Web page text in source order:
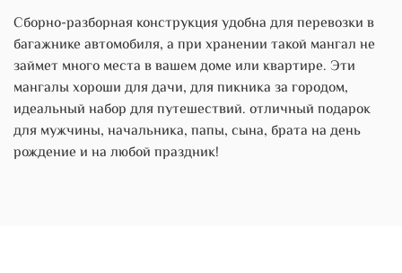
Сборно-разборная конструкция удобна для перевозки в
багажнике автомобиля, а при хранении такой мангал не
займет много места в вашем доме или квартире. Эти
мангалы хороши для дачи, для пикника за городом,
идеальный набор для путешествий. отличный подарок
для мужчины, начальника, папы, сына, брата на день
рождение и на любой праздник!